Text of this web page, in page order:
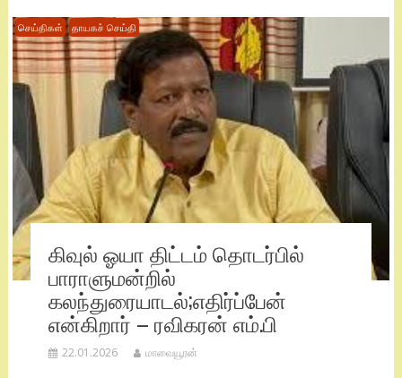
செய்திகள் தாயகச் செய்தி
கிவுல் ஓயா திட்டம் தொடர்பில்
பாராளுமன்றில்
கலந்துரையாடல்;எதிர்ப்பேன்
என்கிறார் – ரவிகரன் எம்.பி
22.01.2026 மாவையூரன்